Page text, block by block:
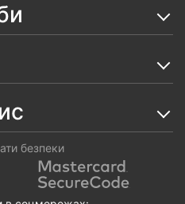
Samsung Galaxy S24
на Samsung S24/ S25
на Samsung Galaxy S24/
Galaxy S24/ S25
безпеки